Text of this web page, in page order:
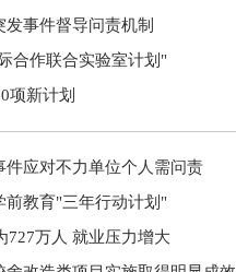
事件督导问责机制
合作联合实验室计划"
项新计划
应对不力单位个人需问责
前教育"三年行动计划"
727万人 就业压力增大